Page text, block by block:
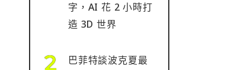
字，AI 花 2 小時打
造 3D 世界
巴菲特談波克夏最